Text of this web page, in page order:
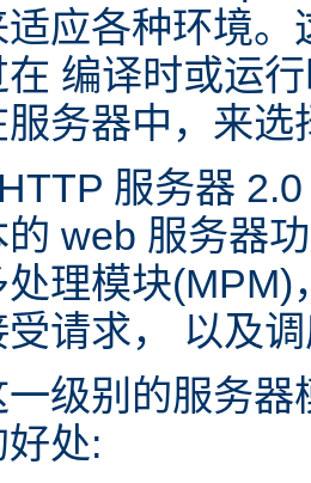
适应各种环境
编译时或运
务器中，来选
服务器
web 服务器
理模块
受请求， 以及
级别的服务
处: